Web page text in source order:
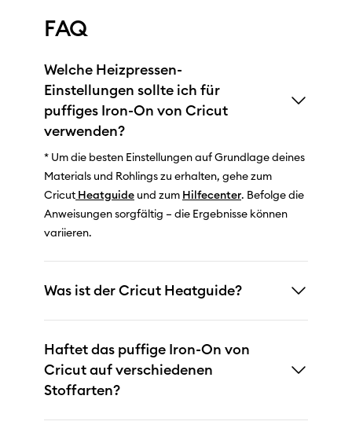
FAQ
Welche Heizpressen-
Einstellungen sollte ich für
puffiges Iron-On von Cricut
verwenden?
* Um die besten Einstellungen auf Grundlage deines
Materials und Rohlings zu erhalten, gehe zum
Cricut Heatguide und zum Hilfecenter. Befolge die
Anweisungen sorgfältig – die Ergebnisse können
variieren.
Was ist der Cricut Heatguide?
Haftet das puffige Iron-On von
Cricut auf verschiedenen
Stoffarten?